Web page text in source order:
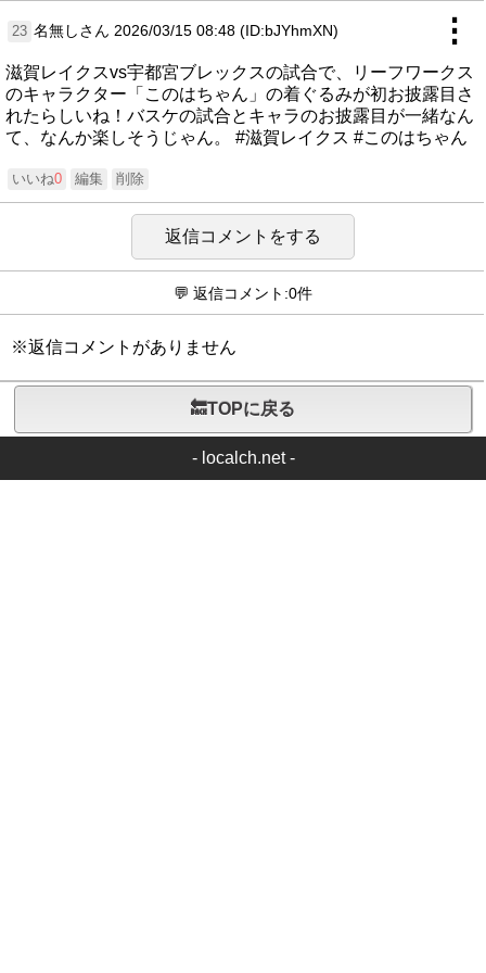
23 名無しさん 2026/03/15 08:48 (ID:bJYhmXN) ⋮
滋賀レイクスvs宇都宮ブレックスの試合で、リーフワークス
のキャラクター「このはちゃん」の着ぐるみが初お披露目さ
れたらしいね！バスケの試合とキャラのお披露目が一緒なん
て、なんか楽しそうじゃん。 #滋賀レイクス #このはちゃん
いいね0 編集 削除
返信コメントをする
💬 返信コメント:0件
※返信コメントがありません
🔙TOPに戻る
- localch.net-